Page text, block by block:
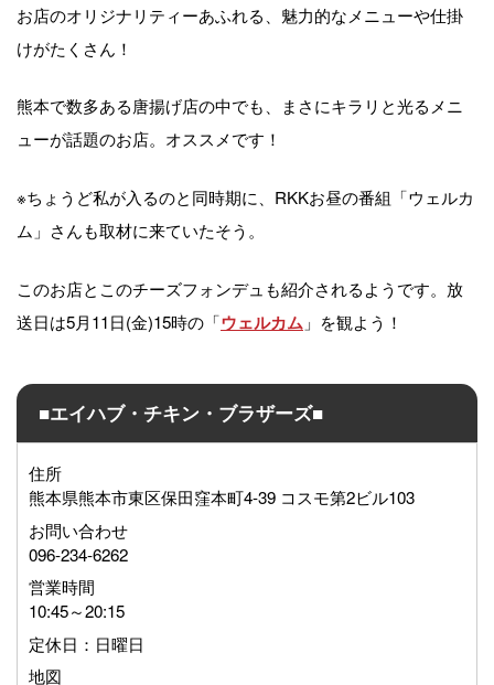
お店のオリジナリティーあふれる、魅力的なメニューや仕掛
けがたくさん！
熊本で数多ある唐揚げ店の中でも、まさにキラリと光るメニ
ューが話題のお店。オススメです！
※ちょうど私が入るのと同時期に、RKKお昼の番組「ウェルカ
ム」さんも取材に来ていたそう。
このお店とこのチーズフォンデュも紹介されるようです。放
送日は5月11日(金)15時の「ウェルカム 」を観よう！
■エイハブ・チキン・ブラザーズ■
住所
熊本県熊本市東区保田窪本町4-39 コスモ第2ビル103
お問い合わせ
096-234-6262
営業時間
10:45～20:15
定休日：日曜日
地図